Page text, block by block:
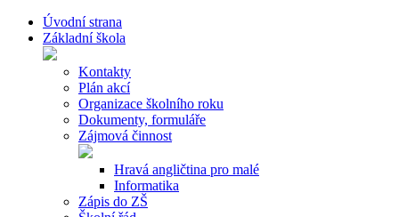
Úvodní strana
Základní škola
Kontakty
Plán akcí
Organizace školního roku
Dokumenty, formuláře
Zájmová činnost
Hravá angličtina pro malé
Informatika
Zápis do ZŠ